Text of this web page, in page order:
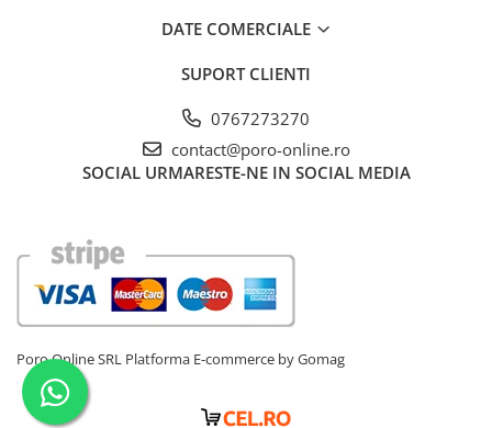
DATE COMERCIALE
SUPORT CLIENTI
0767273270
contact@poro-online.ro
SOCIAL URMARESTE-NE IN SOCIAL MEDIA
Poro Online SRL Platforma E-commerce by Gomag